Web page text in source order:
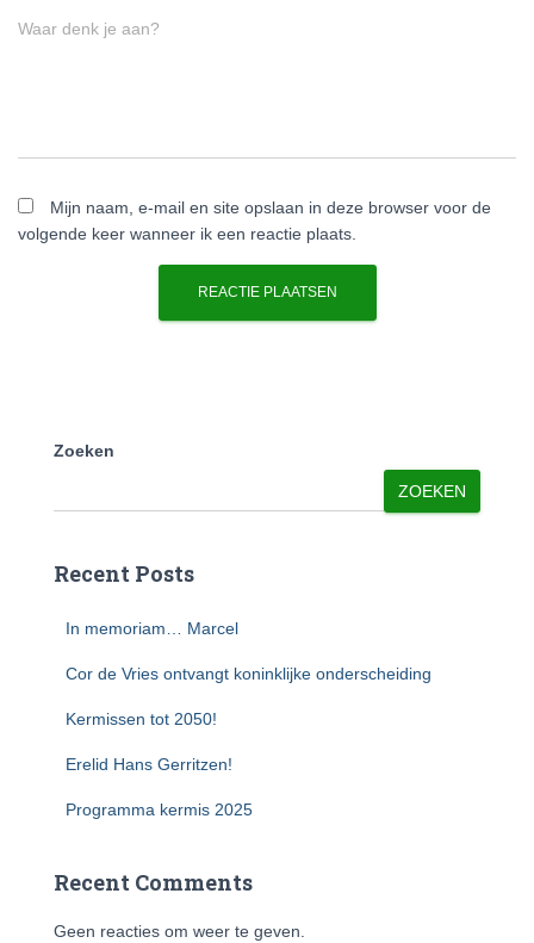
Waar denk je aan?
Mijn naam, e-mail en site opslaan in deze browser voor de
volgende keer wanneer ik een reactie plaats.
Zoeken
ZOEKEN
Recent Posts
In memoriam… Marcel
Cor de Vries ontvangt koninklijke onderscheiding
Kermissen tot 2050!
Erelid Hans Gerritzen!
Programma kermis 2025
Recent Comments
Geen reacties om weer te geven.